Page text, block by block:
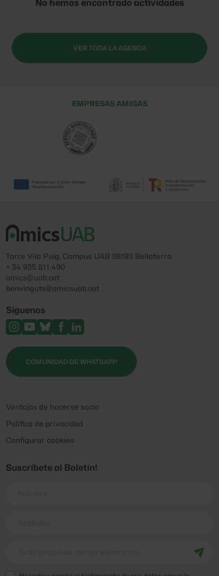
No hemos encontrado actividades
VER TODA LA AGENDA
EMPRESAS AMIGAS
Torre Vila Puig, Campus UAB 08193 Bellaterra
+ 34 935 811 490
amics@uab.cat
benvinguts@amicsuab.cat
Síguenos
COMUNIDAD DE WHATSAPP
Ventajas de hacerse socio
Politica de privacidad
Configurar cookies
Suscríbete al Boletín!